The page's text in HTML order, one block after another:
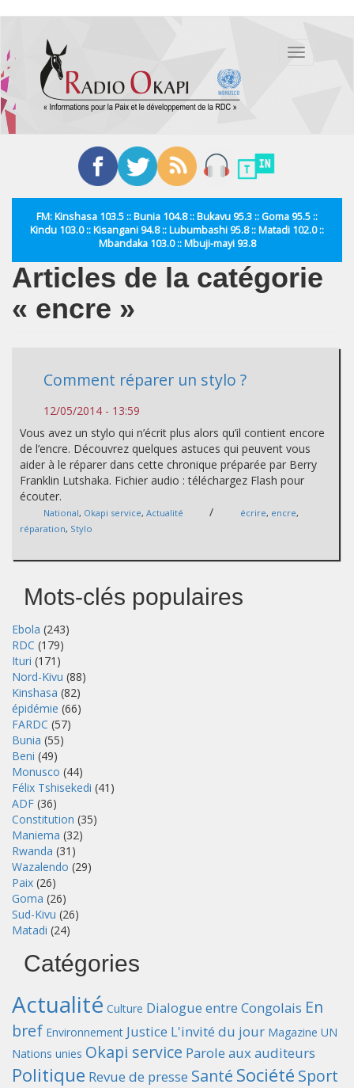
contenu
principal
Toggle
FM: Kinshasa 103.5 :: Bunia 104.8 :: Bukavu 95.3 :: Goma 95.5 ::
Kindu 103.0 :: Kisangani 94.8 :: Lubumbashi 95.8 :: Matadi 102.0 ::
Mbandaka 103.0 :: Mbuji-mayi 93.8
Articles de la catégorie
« encre »
Comment réparer un stylo ?
12/05/2014 - 13:59
Vous avez un stylo qui n’écrit plus alors qu’il contient encore
de l’encre. Découvrez quelques astuces qui peuvent vous
aider à le réparer dans cette chronique préparée par Berry
Franklin Lutshaka. Fichier audio : téléchargez Flash pour
écouter.
National, Okapi service, Actualité / écrire, encre,
réparation, Stylo
Mots-clés populaires
Ebola (243)
RDC (179)
Ituri (171)
Nord-Kivu (88)
Kinshasa (82)
épidémie (66)
FARDC (57)
Bunia (55)
Beni (49)
Monusco (44)
Félix Tshisekedi (41)
ADF (36)
Constitution (35)
Maniema (32)
Rwanda (31)
Wazalendo (29)
Paix (26)
Goma (26)
Sud-Kivu (26)
Matadi (24)
Catégories
Actualité Culture Dialogue entre Congolais En
bref Environnement Justice L'invité du jour Magazine UN
Nations unies Okapi service Parole aux auditeurs
Politique Revue de presse Santé Société Sport